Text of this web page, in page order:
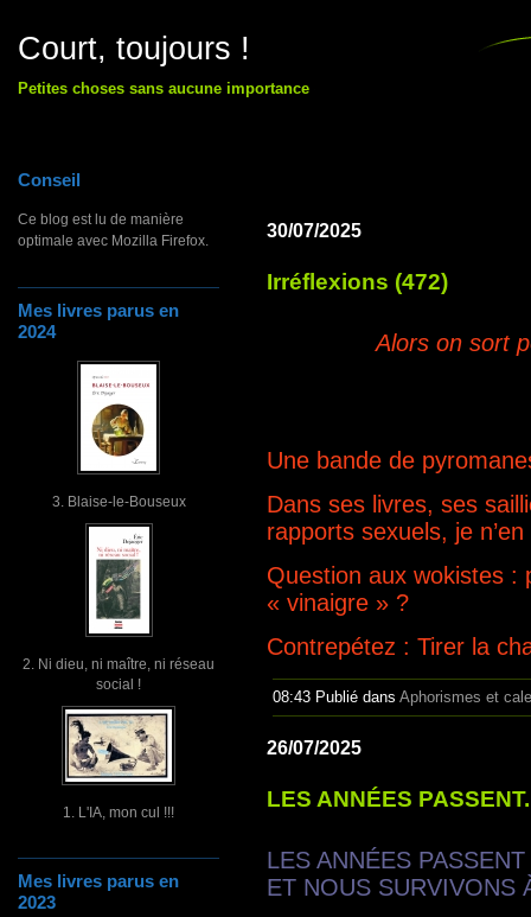
Court, toujours !
Petites choses sans aucune importance
Conseil
Ce blog est lu de manière
optimale avec Mozilla Firefox.
Mes livres parus en
2024
3. Blaise-le-Bouseux
2. Ni dieu, ni maître, ni réseau
social !
1. L'IA, mon cul !!!
Mes livres parus en
2023
30/07/2025
Irréflexions (472)
Alors on sort
Une bande de
Dans ses livres, ses
rapports sexuels, je
Question aux wokistes :
« vinaigre » ?
Contrepétez : Tirer la
08:43 Publié dans Aphorismes et
26/07/2025
LES ANNÉES
LES ANNÉES PASSENT
ET NOUS SURVIVONS